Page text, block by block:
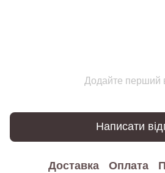
Додайте перший
Написати
Доставка Оплата